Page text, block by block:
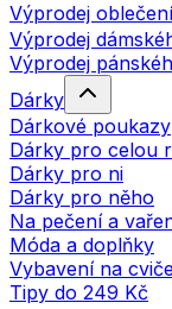
Výprodej oblečení
Výprodej
Výprodej
Dárky
Dárkové poukazy
Dárky pro celou
Dárky pro ni
Dárky pro něho
Na pečení a
Móda a doplňky
Vybavení na
Tipy do 249 Kč